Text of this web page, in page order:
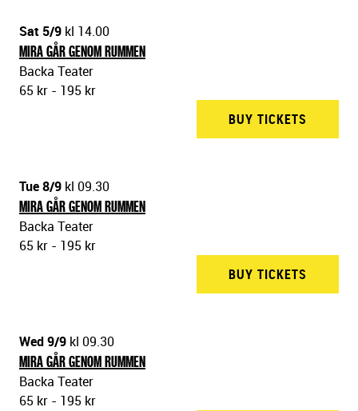
Sat 5/9 kl 14.00
MIRA GÅR GENOM RUMMEN
Backa Teater
65 kr - 195 kr
BUY TICKETS
Tue 8/9 kl 09.30
MIRA GÅR GENOM RUMMEN
Backa Teater
65 kr - 195 kr
BUY TICKETS
Wed 9/9 kl 09.30
MIRA GÅR GENOM RUMMEN
Backa Teater
65 kr - 195 kr